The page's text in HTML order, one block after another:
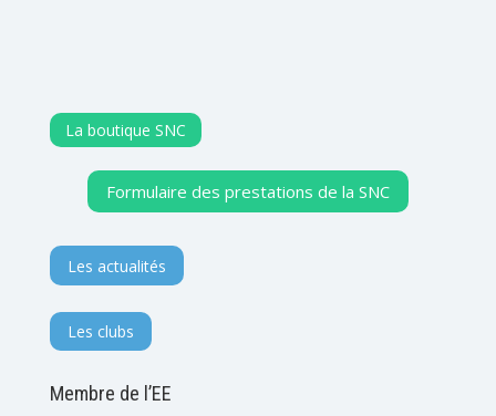
La boutique SNC
Formulaire des prestations de la SNC
Les actualités
Les clubs
Membre de l’EE